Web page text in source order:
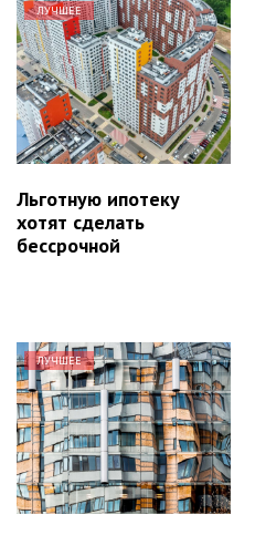
ЛУЧШЕЕ
Льготную ипотеку
хотят сделать
бессрочной
ЛУЧШЕЕ